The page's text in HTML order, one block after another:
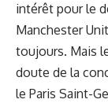
intérêt pour le
Manchester
toujours. Mais
doute de la
le Paris Saint-